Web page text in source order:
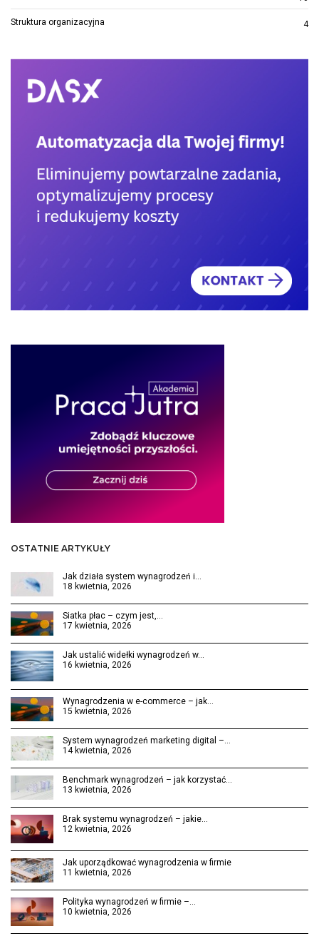
Struktura organizacyjna 4
OSTATNIE ARTYKUŁY
Jak działa system wynagrodzeń i…
18 kwietnia, 2026
Siatka płac – czym jest,…
17 kwietnia, 2026
Jak ustalić widełki wynagrodzeń w…
16 kwietnia, 2026
Wynagrodzenia w e-commerce – jak…
15 kwietnia, 2026
System wynagrodzeń marketing digital –…
14 kwietnia, 2026
Benchmark wynagrodzeń – jak korzystać…
13 kwietnia, 2026
Brak systemu wynagrodzeń – jakie…
12 kwietnia, 2026
Jak uporządkować wynagrodzenia w firmie
11 kwietnia, 2026
Polityka wynagrodzeń w firmie –…
10 kwietnia, 2026